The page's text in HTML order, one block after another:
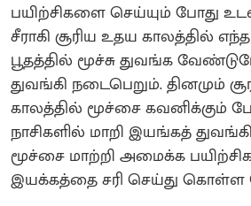
பயிற்சிகளை செய்யும் போது
சீராகி சூரிய உதய காலத்தில்
பூதத்தில் மூச்சு துவங்க
துவங்கி நடைபெறும். தினமும்
காலத்தில் மூச்சை கவனிக்கும்
நாசிகளில் மாறி இயங்கத்
மூச்சை மாற்றி அமைக்க
இயக்கத்தை சரி செய்து